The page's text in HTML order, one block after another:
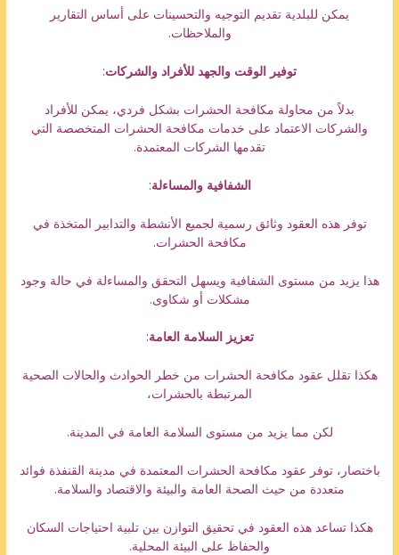
يمكن للبلدية تقديم التوجيه والتحسينات على أساس التقارير
والملاحظات.
توفير الوقت والجهد للأفراد والشركات:
بدلاً من محاولة مكافحة الحشرات بشكل فردي، يمكن للأفراد
والشركات الاعتماد على خدمات مكافحة الحشرات المتخصصة التي
تقدمها الشركات المعتمدة.
الشفافية والمساءلة:
توفر هذه العقود وثائق رسمية لجميع الأنشطة والتدابير المتخذة في
مكافحة الحشرات.
هذا يزيد من مستوى الشفافية ويسهل التحقق والمساءلة في حالة وجود
مشكلات أو شكاوى.
تعزيز السلامة العامة:
هكذا تقلل عقود مكافحة الحشرات من خطر الحوادث والحالات الصحية
المرتبطة بالحشرات،
لكن مما يزيد من مستوى السلامة العامة في المدينة.
باختصار، توفر عقود مكافحة الحشرات المعتمدة في مدينة القنفذة فوائد
متعددة من حيث الصحة العامة والبيئة والاقتصاد والسلامة.
هكذا تساعد هذه العقود في تحقيق التوازن بين تلبية احتياجات السكان
والحفاظ على البيئة المحلية.